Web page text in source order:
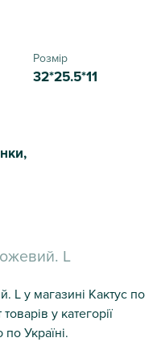
Розмір
32*25.5*11
L
L у магазині Кактус по
у категорії
Україні.